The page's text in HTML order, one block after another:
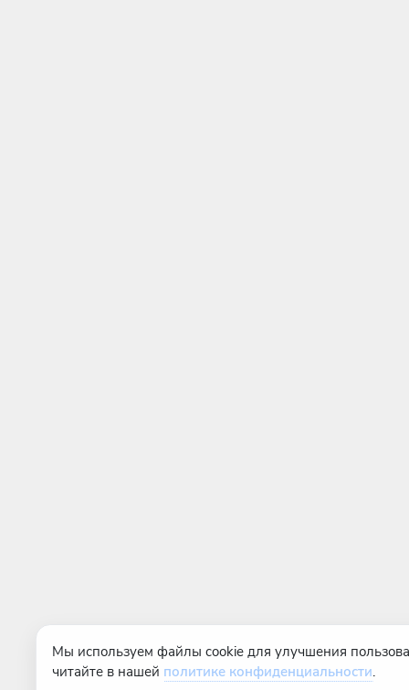
Мы используем файлы cookie для улучшения
читайте в нашей политике конфиденциальности.